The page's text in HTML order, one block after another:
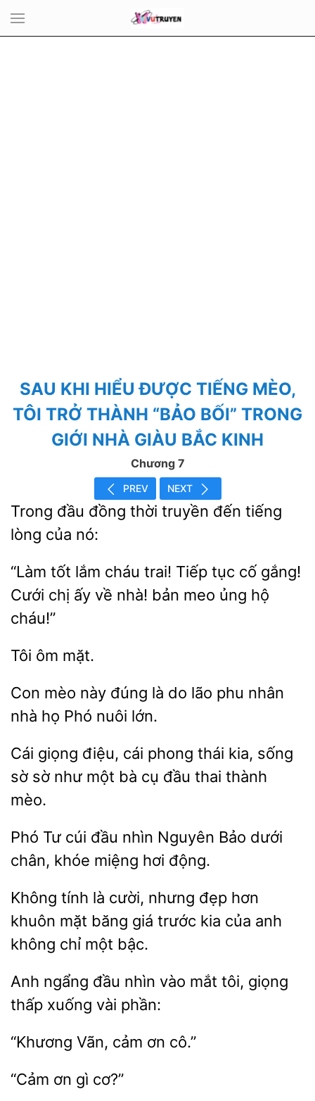
SAU KHI HIỂU ĐƯỢC TIẾNG MÈO,
TÔI TRỞ THÀNH “BẢO BỐI” TRONG
GIỚI NHÀ GIÀU BẮC KINH
Chương 7
PREV NEXT
Trong
đồng thời truyền đến
lòng
nó:
lắm cháu trai! Tiếp tục cố gắng!
Cưới chị ấy về
bản meo ủng hộ
cháu!”
Con mèo này đúng là lão
nhân
nhà họ
nuôi lớn.
giọng điệu, cái phong thái kia, sống
sờ như
bà cụ đầu thai thành
mèo.
Phó cúi
nhìn Nguyên Bảo dưới
chân,
miệng hơi động.
Không tính là cười, nhưng đẹp hơn
khuôn mặt
giá trước kia của anh
không
một
Anh đầu nhìn vào
tôi, giọng
thấp xuống vài
ơn cô.”
“Cảm